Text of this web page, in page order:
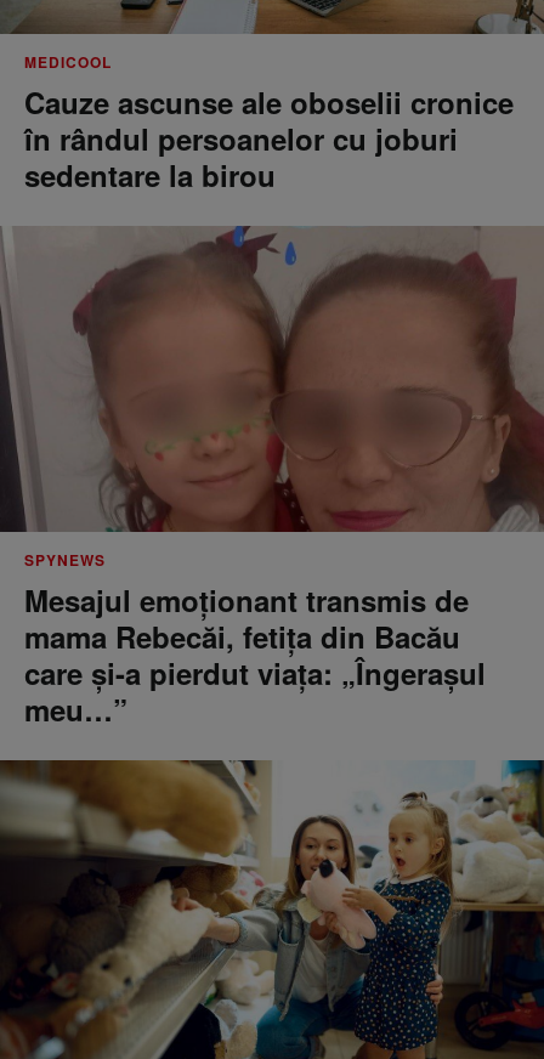
MEDICOOL
Cauze ascunse ale oboselii cronice
în rândul persoanelor cu joburi
sedentare la birou
SPYNEWS
Mesajul emoționant transmis de
mama Rebecăi, fetița din Bacău
care și-a pierdut viața: „Îngerașul
meu…”